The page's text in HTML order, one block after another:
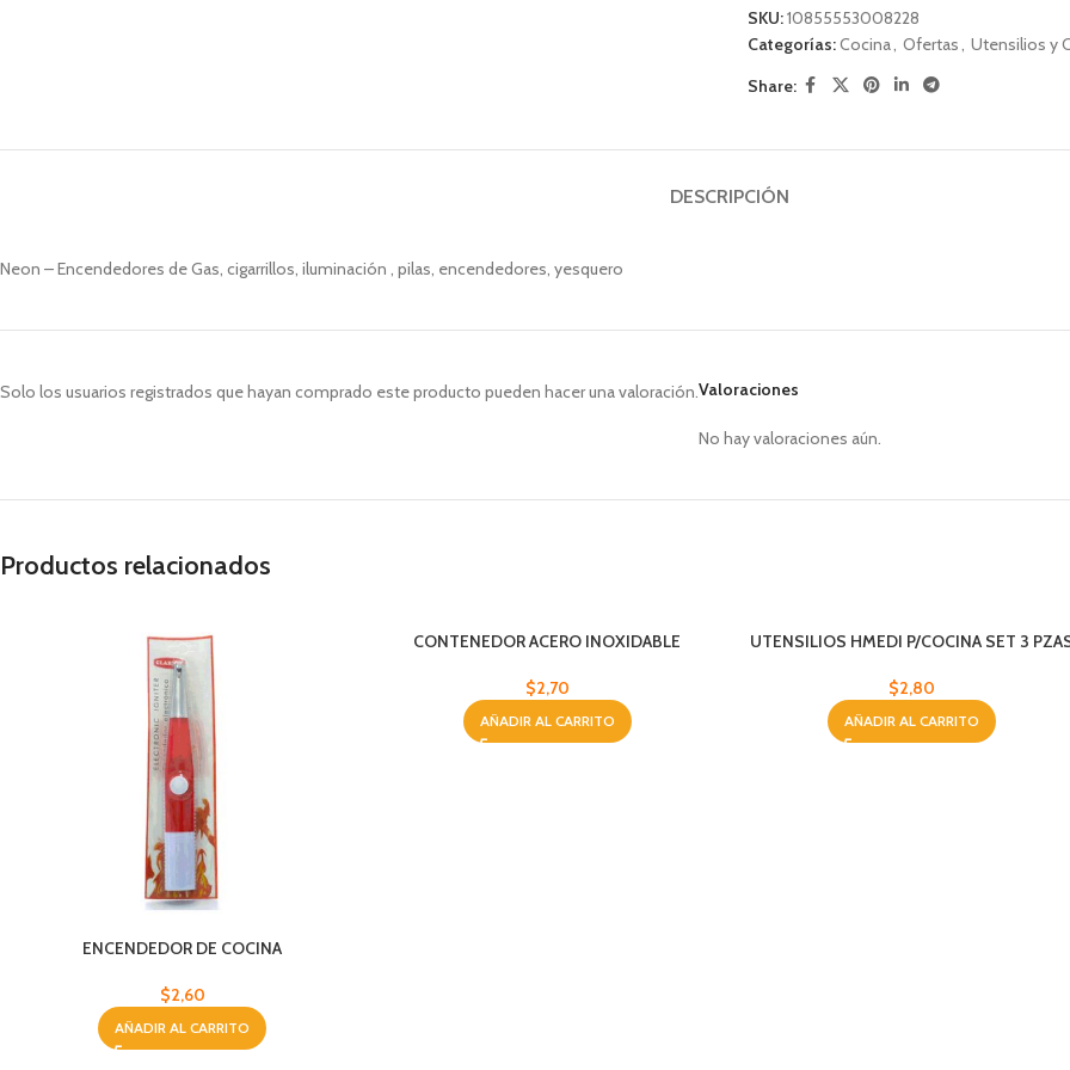
SKU:10855553008228
Categorías:Cocina, Ofertas, Utensilios y
Share:
DESCRIPCIÓN
Neon – Encendedores de Gas, cigarrillos, iluminación , pilas, encendedores, yesquero
Valoraciones
No hay valoraciones aún.
Solo los usuarios registrados que hayan comprado este producto pueden hacer una valoración.
Productos relacionados
ENCENDEDOR DE COCINA
$2,60
AÑADIR AL CARRITO
CONTENEDOR ACERO INOXIDABLE
$2,70
AÑADIR AL CARRITO
UTENSILIOS HMEDI P/COCINA SET 3
$2,80
AÑADIR AL CARRITO